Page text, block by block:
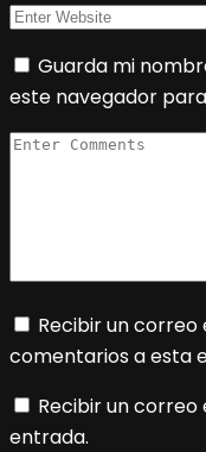
Guarda mi
este navegador
Recibir un
comentarios a esta
Recibir un
entrada.